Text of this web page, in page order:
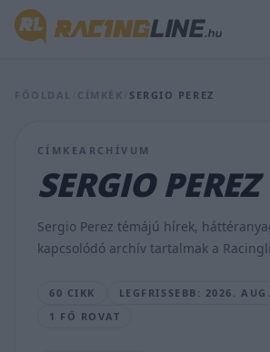
FŐOLDAL CÍMKÉK SERGIO PEREZ
CÍMKEARCHÍVUM
SERGIO PEREZ
Sergio Perez témájú hírek,
kapcsolódó archív tartalmak a
60 CIKK
LEGFRISSEBB: 2026.
1 FŐ ROVAT
vissza
szándékosan
falnak
menő
es
csapatot?
2026.